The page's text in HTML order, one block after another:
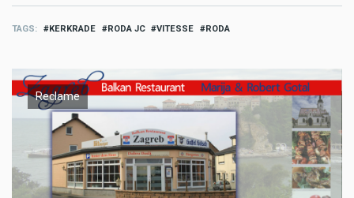
TAGS KERKRADE RODA JC VITESSE RODA
Reclame